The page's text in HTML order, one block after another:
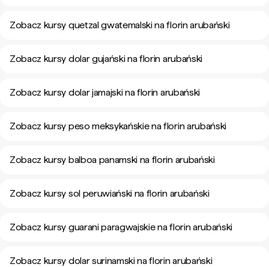
Zobacz kursy quetzal gwatemalski na florin arubański
Zobacz kursy dolar gujański na florin arubański
Zobacz kursy dolar jamajski na florin arubański
Zobacz kursy peso meksykańskie na florin arubański
Zobacz kursy balboa panamski na florin arubański
Zobacz kursy sol peruwiański na florin arubański
Zobacz kursy guarani paragwajskie na florin arubański
Zobacz kursy dolar surinamski na florin arubański